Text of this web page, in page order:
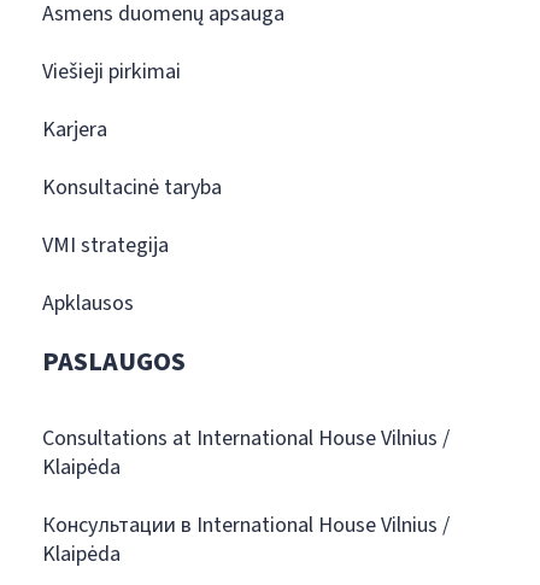
Asmens duomenų apsauga
Viešieji pirkimai
Karjera
Konsultacinė taryba
VMI strategija
Apklausos
PASLAUGOS
Consultations at International House Vilnius /
Klaipėda
Консультации в International House Vilnius /
Klaipėda